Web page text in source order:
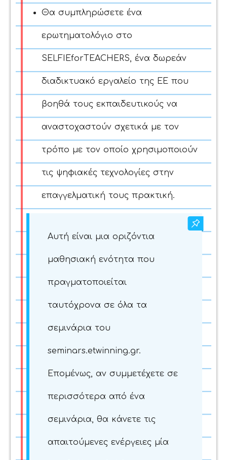
Θα συμπληρώσετε ένα
ερωτηματολόγιο στο
SELFIEforTEACHERS, ένα δωρεάν
διαδικτυακό εργαλείο της ΕΕ που
βοηθά τους εκπαιδευτικούς να
αναστοχαστούν σχετικά με τον
τρόπο με τον οποίο χρησιμοποιούν
τις ψηφιακές τεχνολογίες στην
επαγγελματική τους πρακτική.
Αυτή είναι μια οριζόντια
μαθησιακή ενότητα που
πραγματοποιείται
ταυτόχρονα σε όλα τα
σεμινάρια του
seminars.etwinning.gr.
Επομένως, αν συμμετέχετε σε
περισσότερα από ένα
σεμινάρια, θα κάνετε τις
απαιτούμενες ενέργειες μία